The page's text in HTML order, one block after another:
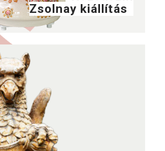
Zsolnay kiállítás